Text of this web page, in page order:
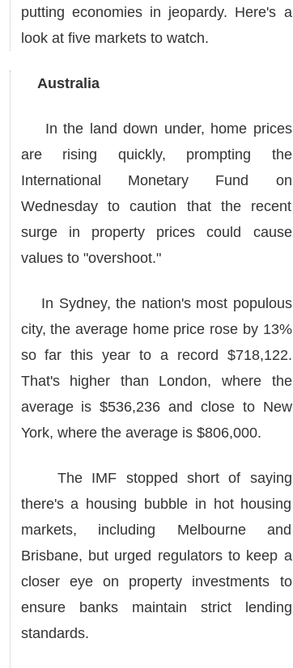
putting economies in jeopardy. Here's a
look at five markets to watch.
Australia
In the land down under, home prices
are rising quickly, prompting the
International Monetary Fund on
Wednesday to caution that the recent
surge in property prices could cause
values to "overshoot."
In Sydney, the nation's most populous
city, the average home price rose by 13%
so far this year to a record $718,122.
That's higher than London, where the
average is $536,236 and close to New
York, where the average is $806,000.
The IMF stopped short of saying
there's a housing bubble in hot housing
markets, including Melbourne and
Brisbane, but urged regulators to keep a
closer eye on property investments to
ensure banks maintain strict lending
standards.